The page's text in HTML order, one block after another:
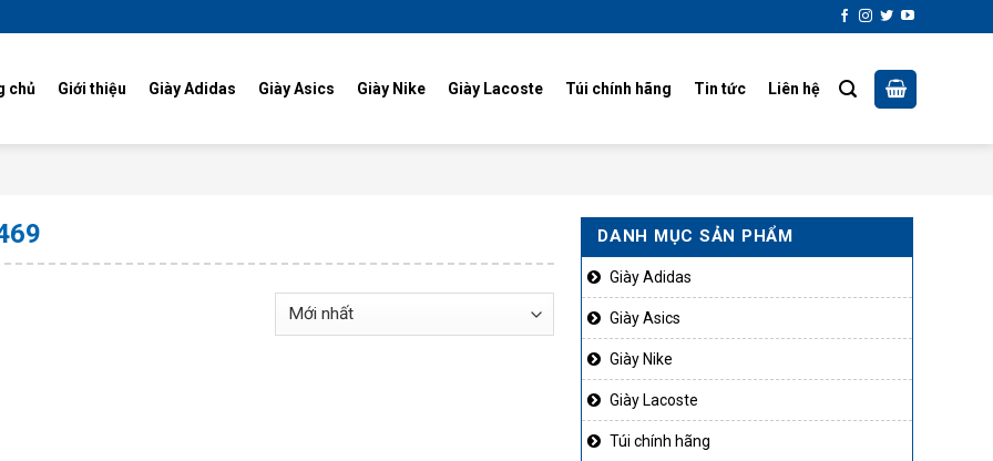
chủ Giới thiệu Giày Adidas Giày Asics Giày Nike Giày Lacoste Túi chính hãng Tin tức Liên hệ
DANH MỤC SẢN PHẨM
Giày Adidas
Giày Asics
Giày Nike
Giày Lacoste
Túi chính hãng